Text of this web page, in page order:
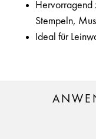
Hervorragend
Stempeln,
Ideal für